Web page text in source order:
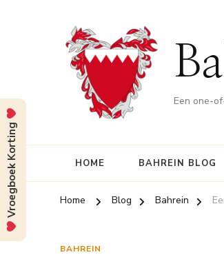
Een one-
HOME BAHREIN BLOG
Home Blog Bahrein
BAHREIN
Vroegboek Korting